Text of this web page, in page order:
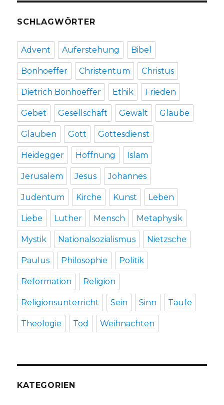
SCHLAGWÖRTER
Advent Auferstehung Bibel
Bonhoeffer Christentum Christus
Dietrich Bonhoeffer Ethik Frieden
Gebet Gesellschaft Gewalt Glaube
Glauben Gott Gottesdienst
Heidegger Hoffnung Islam
Jerusalem Jesus Johannes
Judentum Kirche Kunst Leben
Liebe Luther Mensch Metaphysik
Mystik Nationalsozialismus Nietzsche
Paulus Philosophie Politik
Reformation Religion
Religionsunterricht Sein Sinn Taufe
Theologie Tod Weihnachten
KATEGORIEN